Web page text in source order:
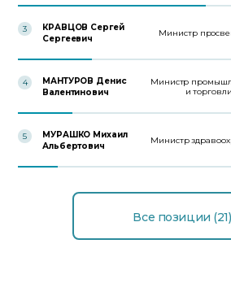
3
КРАВЦОВ Сергей
Сергеевич
Министр
4
МАНТУРОВ Денис
Валентинович
Министр
и торговли
5
МУРАШКО Михаил
Альбертович
Министр
Все позиции (21)